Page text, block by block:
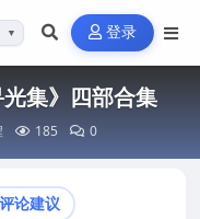
▼ 登录
集》四部合集
185 0
评论建议